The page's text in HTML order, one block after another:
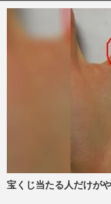
宝くじ当たる人だけが